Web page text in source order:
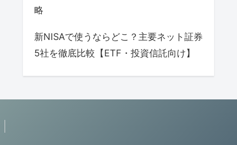
略
新NISAで使うならどこ？主要ネット証券
5社を徹底比較【ETF・投資信託向け】